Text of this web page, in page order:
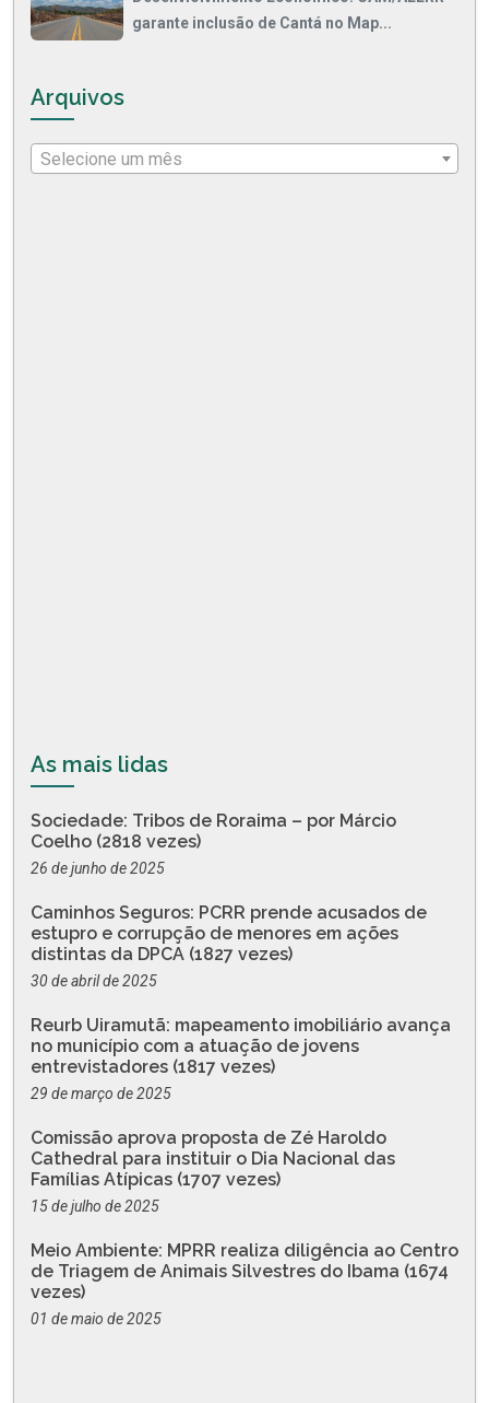
garante inclusão de Cantá no Map...
Arquivos
Selecione um mês
As mais lidas
Sociedade: Tribos de Roraima – por Márcio
Coelho (2818 vezes)
26 de junho de 2025
Caminhos Seguros: PCRR prende acusados de
estupro e corrupção de menores em ações
distintas da DPCA (1827 vezes)
30 de abril de 2025
Reurb Uiramutã: mapeamento imobiliário avança
no município com a atuação de jovens
entrevistadores (1817 vezes)
29 de março de 2025
Comissão aprova proposta de Zé Haroldo
Cathedral para instituir o Dia Nacional das
Famílias Atípicas (1707 vezes)
15 de julho de 2025
Meio Ambiente: MPRR realiza diligência ao Centro
de Triagem de Animais Silvestres do Ibama (1674
vezes)
01 de maio de 2025